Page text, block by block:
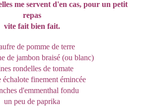
me servent d'en cas, pour un petit
repas
vite fait bien fait.
de pomme de terre
de jambon braisé (ou blanc)
rondelles de tomate
échalote finement émincée
d'emmenthal fondu
un peu de paprika